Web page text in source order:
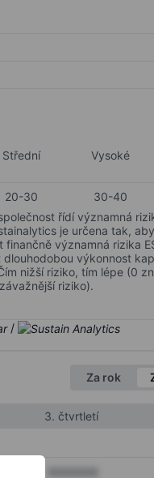
Střední Vysoké
20-30 30-40
řídí významná
je určena tak,
významná rizika
výkonnost
nižší riziko, tím lépe (0
riziko).
/
Za rok
3. čtvrtletí